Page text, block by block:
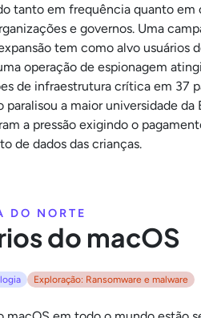
tanto em frequência quanto em
e governos. Uma
tem como alvo usuários
operação de espionagem
de infraestrutura crítica em 37
a maior universidade da
a pressão exigindo o
de dados das crianças.
DO NORTE
do macOS
Exploração: Ransomware e malware